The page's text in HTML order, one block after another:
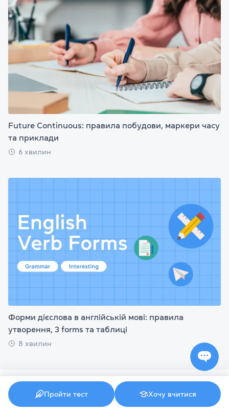
Future Continuous: правила побудови, маркери часу
та приклади
6 хвилин
Форми дієслова в англійській мові: правила
утворення, 3 forms та таблиці
8 хвилин
Курси англійської мови
Пройти тест Хочу вчитися